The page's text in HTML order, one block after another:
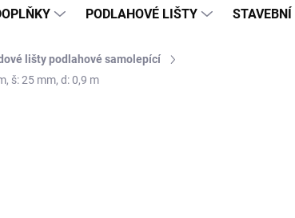
PODLAHOVÉ LIŠTY
lišty podlahové samolepící
š: 25 mm, d: 0,9 m